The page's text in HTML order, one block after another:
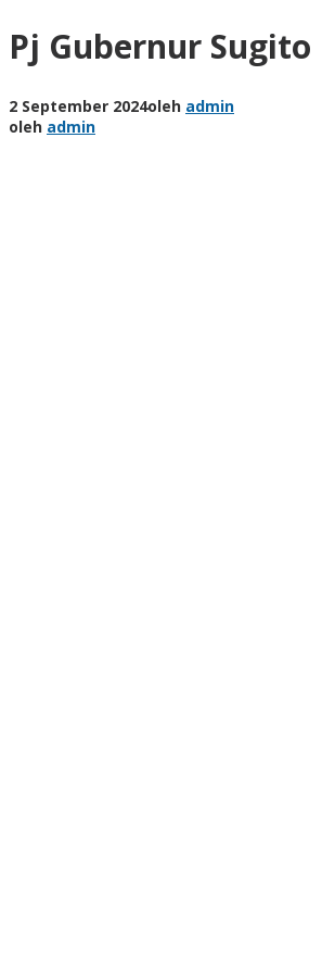
Pj Gubernur
2 September 2024oleh admin
oleh admin